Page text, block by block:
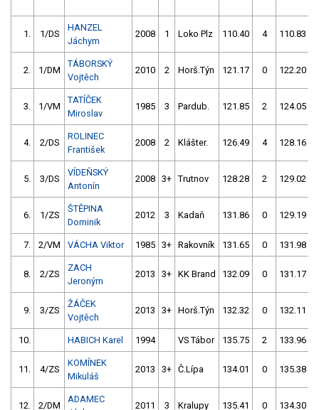
1. 1/DS
HANZEL
Jáchym
2008 1 Loko Plz 110.40 4 110.83
2. 1/DM
TÁBORSKÝ
Vojtěch
2010 2 Horš.Týn 121.17 0 122.20
3. 1/VM
TATÍČEK
Miroslav
1985 3 Pardub. 121.85 2 124.05
4. 2/DS
ROLINEC
František
2008 2 Klášter. 126.49 4 128.16
5. 3/DS
VÍDEŇSKÝ
Antonín
2008 3+ Trutnov 128.28 2 129.02
6. 1/ZS
ŠTĚPINA
Dominik
2012 3 Kadaň 131.86 0 129.19
7. 2/VM VÁCHA Viktor 1985 3+ Rakovník 131.65 0 131.98
8. 2/ZS
ZACH
Jeroným
2013 3+ KK Brand 132.09 0 131.17
9. 3/ZS
ŽÁČEK
Vojtěch
2013 3+ Horš.Týn 132.32 0 132.11
10. HABICH Karel 1994 VS Tábor 135.75 2 133.96
11. 4/ZS
KOMÍNEK
Mikuláš
2013 3+ Č.Lípa 134.01 0 135.38
12. 2/DM
ADAMEC
2011 3 Kralupy 135.41 0 134.30